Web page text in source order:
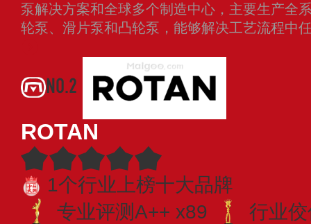
泵解决方案和全球多个制造中心，主要生产全
轮泵、滑片泵和凸轮泵，能够解决工艺流程中
NO.2
ROTAN
1个行业上榜十大品牌
专业​评测A++ x89
行业